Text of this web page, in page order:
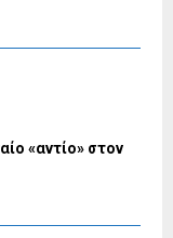
«αντίο» στον